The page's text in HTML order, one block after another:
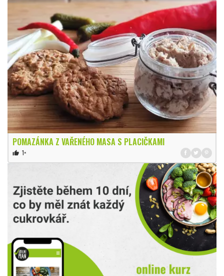
POMAZÁNKA Z VAŘENÉHO MASA S PLACIČKAMI
thumb_up 1×